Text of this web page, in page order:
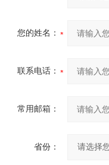
您的姓名：
联系电话：
常用邮箱：
省份：